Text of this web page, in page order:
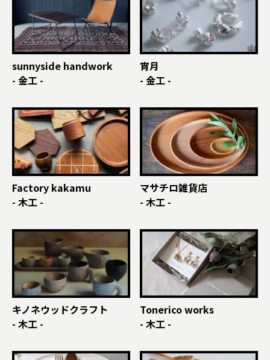
sunnyside handwork
- 金工 -
宵月
- 金工 -
Factory kakamu
- 木工 -
マサチロ雑貨店
- 木工 -
キノネウッドクラフト
- 木工 -
Tonerico works
- 木工 -